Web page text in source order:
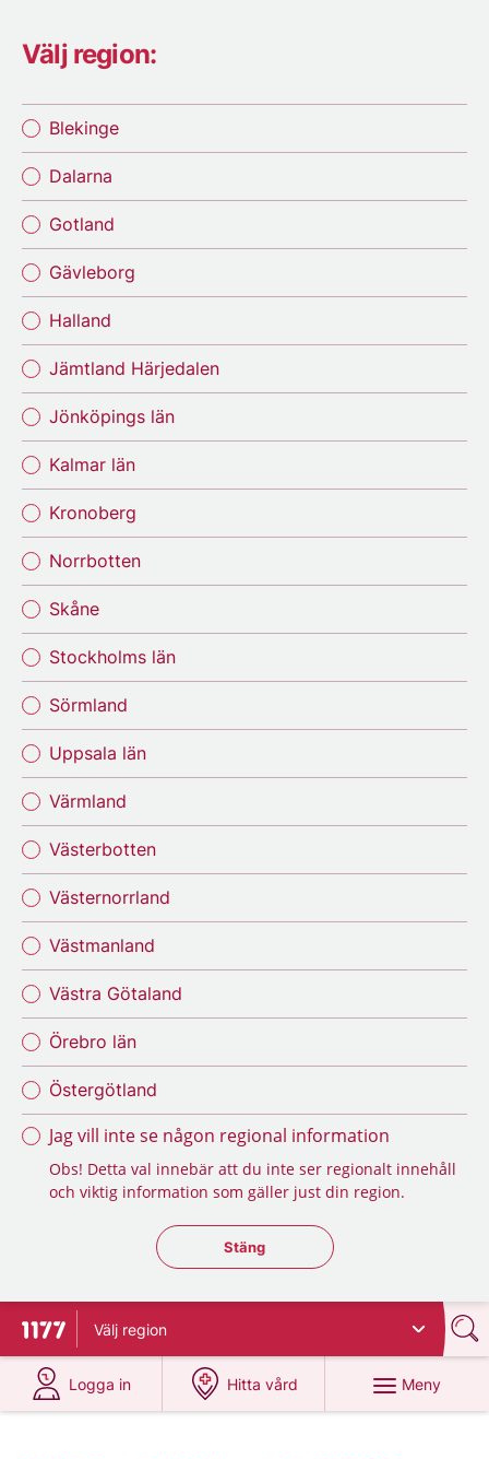
Välj region:
Blekinge
Dalarna
Gotland
Gävleborg
Halland
Jämtland Härjedalen
Jönköpings län
Kalmar län
Kronoberg
Norrbotten
Skåne
Stockholms län
Sörmland
Uppsala län
Värmland
Västerbotten
Västernorrland
Västmanland
Västra Götaland
Örebro län
Östergötland
Jag vill inte se någon regional information
Obs! Detta val innebär att du inte ser regionalt innehåll
och viktig information som gäller just din region.
Stäng regionsväljaren
Stäng
Till startsidan för 1177
Välj region
Logga in
på 1177.se
Hitta vård
på 1177.se
Meny